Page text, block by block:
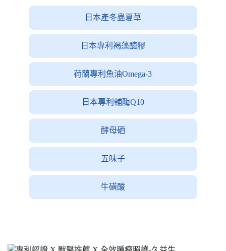
日本產冬蟲夏草
日本專利褐藻醣膠
荷蘭專利魚油Omega-3
日本專利輔酶Q10
酵母硒
五味子
牛磺酸